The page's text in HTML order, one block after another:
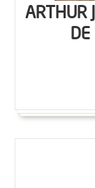
ARTHUR
DE